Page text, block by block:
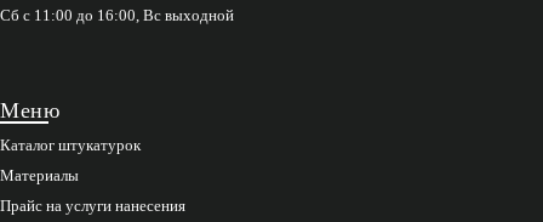
Сб с 11:00 до 16:00, Вс выходной
Меню
Каталог штукатурок
Материалы
Прайс на услуги нанесения